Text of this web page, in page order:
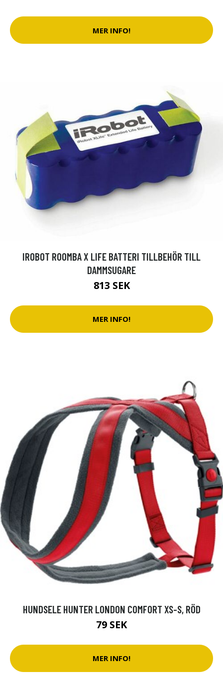
MER INFO!
IROBOT ROOMBA X LIFE BATTERI TILLBEHÖR TILL
DAMMSUGARE
813 SEK
MER INFO!
HUNDSELE HUNTER LONDON COMFORT XS-S, RÖD
79 SEK
MER INFO!